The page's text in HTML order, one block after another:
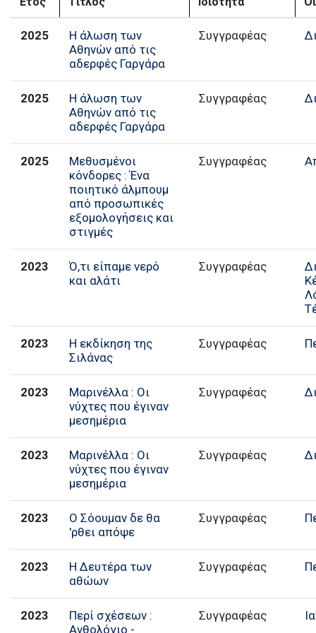
2025
Η άλωση των
Αθηνών από τις
αδερφές Γαργάρα
Συγγραφέας
2025
Η άλωση των
Αθηνών από τις
αδερφές Γαργάρα
Συγγραφέας
2025
Μεθυσμένοι
κόνδορες : Ένα
ποιητικό άλμπουμ
από προσωπικές
εξομολογήσεις και
στιγμές
Συγγραφέας
2023
Ό,τι είπαμε νερό
και αλάτι
Συγγραφέας
2023
Η εκδίκηση της
Σιλάνας
Συγγραφέας
2023
Μαρινέλλα : Οι
νύχτες που έγιναν
μεσημέρια
Συγγραφέας
2023
Μαρινέλλα : Οι
νύχτες που έγιναν
μεσημέρια
Συγγραφέας
2023
Ο Σόουμαν δε θα
'ρθει απόψε
Συγγραφέας
2023
Η Δευτέρα των
αθώων
Συγγραφέας
2023
Περί σχέσεων :
Ανθολόγιο -
Συγγραφέας